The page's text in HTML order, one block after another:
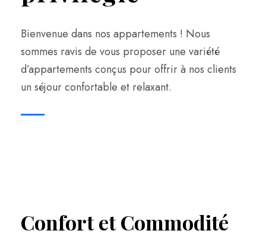
Bienvenue dans nos appartements ! Nous
sommes ravis de vous proposer une variété
d’appartements conçus pour offrir à nos clients
un séjour confortable et relaxant.
Confort et Commodité